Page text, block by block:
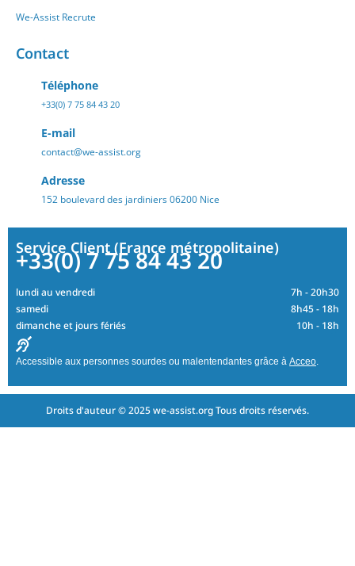
We-Assist Recrute
Contact
Téléphone
+33(0) 7 75 84 43 20
E-mail
contact@we-assist.org
Adresse
152 boulevard des jardiniers 06200 Nice
Service Client (France métropolitaine)
+33(0) 7 75 84 43 20
lundi au vendredi
7h - 20h30
samedi
8h45 - 18h
dimanche et jours fériés
10h - 18h
Accessible aux personnes sourdes ou malentendantes grâce à Acceo.
Droits d'auteur © 2025 we-assist.org Tous droits réservés.